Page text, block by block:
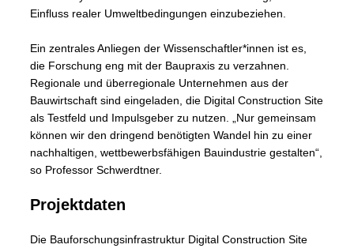
Einfluss realer Umweltbedingungen einzubeziehen.
Ein zentrales Anliegen der Wissenschaftler*innen ist es,
die Forschung eng mit der Baupraxis zu verzahnen.
Regionale und überregionale Unternehmen aus der
Bauwirtschaft sind eingeladen, die Digital Construction Site
als Testfeld und Impulsgeber zu nutzen. „Nur gemeinsam
können wir den dringend benötigten Wandel hin zu einer
nachhaltigen, wettbewerbsfähigen Bauindustrie gestalten“,
so Professor Schwerdtner.
Projektdaten
Die Bauforschungsinfrastruktur Digital Construction Site